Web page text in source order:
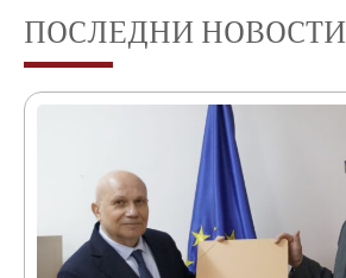
ПОСЛЕДНИ НОВОСТИ